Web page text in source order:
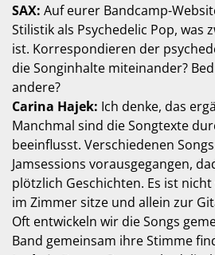
SAX: Auf eurer Bandcamp-
Stilistik als Psychedelic Pop, was
ist. Korrespondieren der
die Songinhalte miteinander?
andere?
Carina Hajek: Ich denke, das
Manchmal sind die Songtexte
beeinflusst. Verschiedenen
Jamsessions vorausgegangen,
plötzlich Geschichten. Es ist
im Zimmer sitze und allein zur
Oft entwickeln wir die Songs
Band gemeinsam ihre Stimme